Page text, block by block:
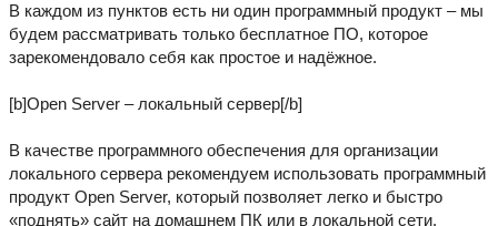
В каждом из пунктов есть ни один программный продукт – мы
будем рассматривать только бесплатное ПО, которое
зарекомендовало себя как простое и надёжное.
[b]Open Server – локальный сервер[/b]
В качестве программного обеспечения для организации
локального сервера рекомендуем использовать программный
продукт Open Server, который позволяет легко и быстро
«поднять» сайт на домашнем ПК или в локальной сети.